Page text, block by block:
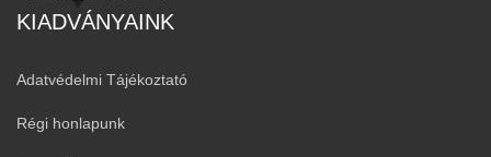
KIADVÁNYAINK
Adatvédelmi Tájékoztató
Régi honlapunk